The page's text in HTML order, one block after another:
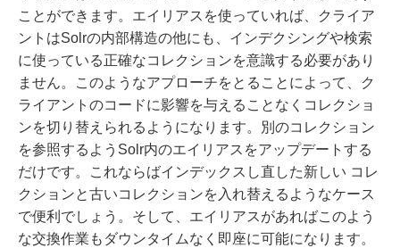
ことができます。エイリアスを使っていれば、クライア
ントはSolrの内部構造の他にも、インデクシングや検索
に使っている正確なコレクションを意識する必要があり
ません。このようなアプローチをとることによって、ク
ライアントのコードに影響を与えることなくコレクショ
ンを切り替えられるようになります。別のコレクション
を参照するようSolr内のエイリアスをアップデートする
だけです。これならばインデックスし直した新しい コレ
クションと古いコレクションを入れ替えるようなケース
で便利でしょう。そして、エイリアスがあればこのよう
な交換作業もダウンタイムなく即座に可能になります。